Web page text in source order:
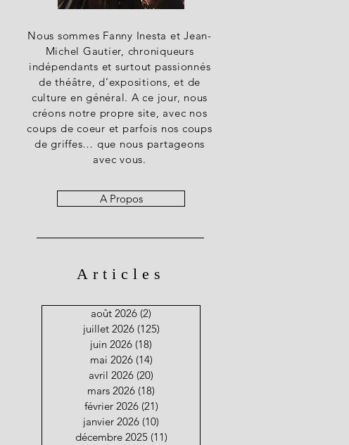
Nous sommes Fanny Inesta et Jean-
Michel Gautier, chroniqueurs
indépendants et surtout passionnés
de théâtre, d’expositions, et de
culture en général. A ce jour, nous
créons notre propre site, avec nos
coups de coeur et parfois nos coups
de griffes… que nous partageons
avec vous.
A Propos
Articles
août 2026 (2)
juillet 2026 (125)
juin 2026 (18)
mai 2026 (14)
avril 2026 (20)
mars 2026 (18)
février 2026 (21)
janvier 2026 (10)
décembre 2025 (11)